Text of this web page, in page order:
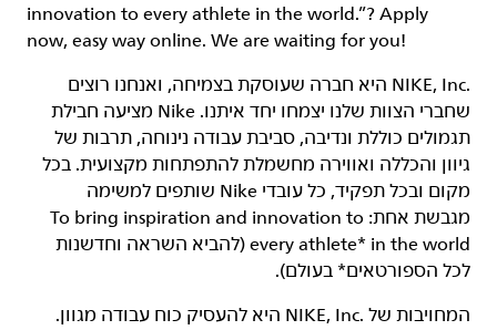
innovation to every athlete in the world.”? Apply
now, easy way online. We are waiting for you!
‏NIKE, Inc.‎ היא חברה שעוסקת בצמיחה, ואנחנו רוצים
שחברי הצוות שלנו יצמחו יחד איתנו. Nike מציעה חבילת
תגמולים כוללת ונדיבה, סביבת עבודה נינוחה, תרבות של
גיוון והכללה ואווירה מחשמלת להתפתחות מקצועית. בכל
מקום ובכל תפקיד, כל עובדי Nike שותפים למשימה
מגבשת אחת: To bring inspiration and innovation to
every athlete* in the world (להביא השראה וחדשנות
לכל הספורטאים* בעולם).
המחויבות של NIKE, Inc.‎ היא להעסיק כוח עבודה מגוון.